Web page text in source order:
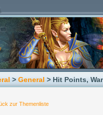
> General > Hit Points,
zur Themenliste